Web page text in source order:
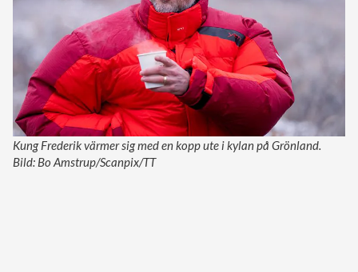
Kung Frederik värmer sig med en kopp ute i kylan på Grönland.
Bild: Bo Amstrup/Scanpix/TT